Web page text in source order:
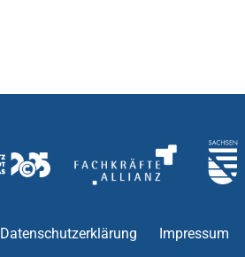
Datenschutzerklärung Impressum